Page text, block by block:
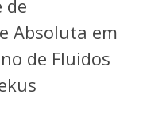
de
Absoluta em
de Fluidos